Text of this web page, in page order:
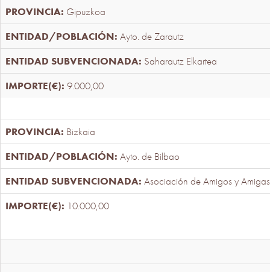
Gipuzkoa
Ayto. de Zarautz
Saharautz Elkartea
9.000,00
Bizkaia
Ayto. de Bilbao
Asociación de Amigos y
10.000,00